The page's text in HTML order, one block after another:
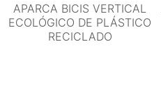
APARCA BICIS VERTICAL
ECOLÓGICO DE PLÁSTICO
RECICLADO